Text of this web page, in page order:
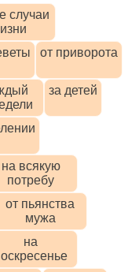
случаи
от приворота
за детей
на всякую
потребу
от пьянства
мужа
на